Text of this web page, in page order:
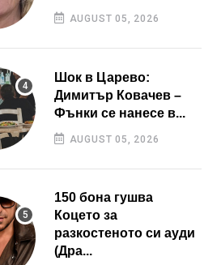
AUGUST 05, 2026
Шок в Царево:
Димитър Ковачев –
Фънки се нанесе в...
AUGUST 05, 2026
150 бона гушва
Коцето за
разкостеното си ауди
(Дра...